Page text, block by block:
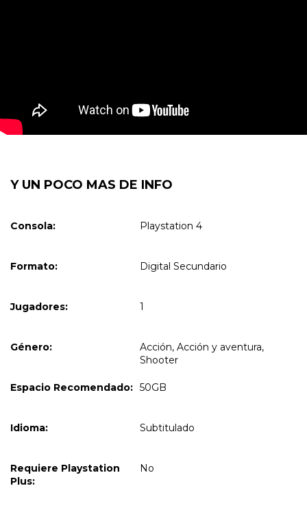
Y UN POCO MAS DE INFO
Consola: Playstation 4
Formato: Digital Secundario
Jugadores: 1
Género:
Acción, Acción y aventura,
Shooter
Espacio Recomendado: 50GB
Idioma: Subtitulado
Requiere Playstation
Plus:
No